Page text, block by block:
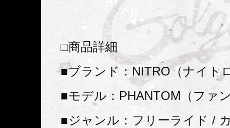
□商品詳細
■ブランド：NITRO（ナイト
■モデル：PHANTOM（ファ
■ジャンル：フリーライド /